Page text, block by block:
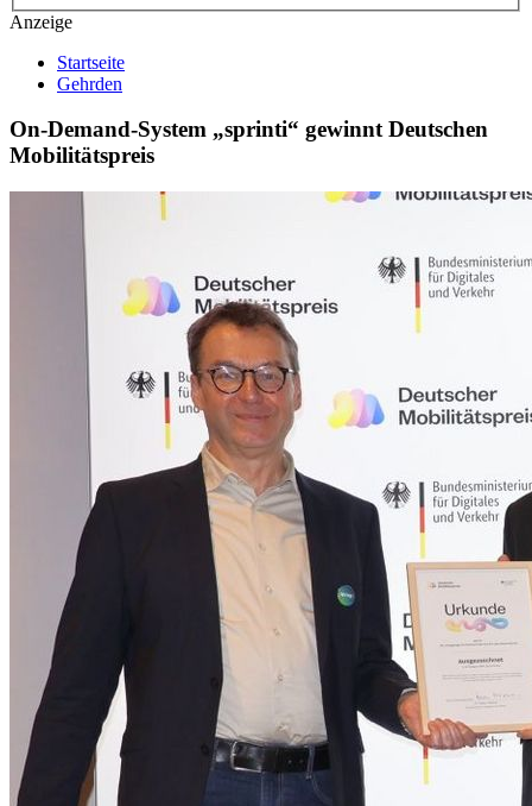
Anzeige
Startseite
Gehrden
On-Demand-System „sprinti“ gewinnt Deutschen
Mobilitätspreis